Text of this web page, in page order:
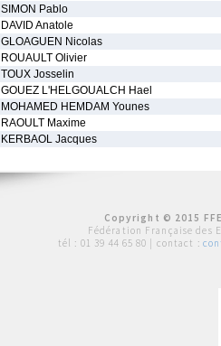
SIMON Pablo
DAVID Anatole
GLOAGUEN Nicolas
ROUAULT Olivier
TOUX Josselin
GOUEZ L'HELGOUALCH Hael
MOHAMED HEMDAM Younes
RAOULT Maxime
KERBAOL Jacques
Copyright © 2015
Fédération Française des
tél : 01 39 44 65 80 | contact :